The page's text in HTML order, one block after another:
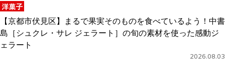
洋菓子
【京都市伏見区】まるで果実そのものを食べているよう！中書
島［シュクレ・サレ ジェラート］の旬の素材を使った感動ジ
ェラート
2026.08.03